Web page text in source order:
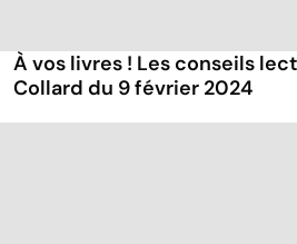
À vos livres ! Les conseils
Collard du 9 février 2024